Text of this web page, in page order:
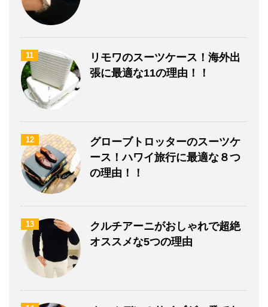
11
リモワのスーツケース！海外出
張に最適な11の理由！！
12
グローブトロッターのスーツケ
ース！ハワイ旅行に最適な８つ
の理由！！
13
クルチアーニがおしゃれで超絶
オススメな5つの理由